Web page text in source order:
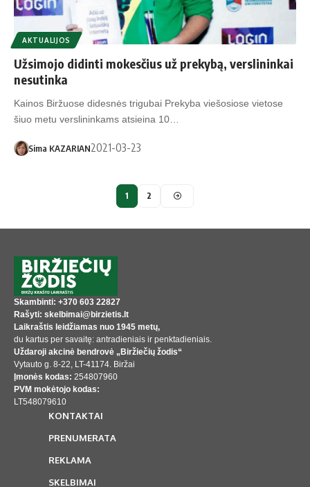
AKTUALIJOS
Užsimojo didinti mokesčius už prekybą, verslininkai
nesutinka
Kainos Biržuose didesnės trigubai Prekyba viešosiose vietose
šiuo metu verslininkams atsieina 10…
Sima KAZARIAN2021-03-23
1 2
Skambinti: +370 603 22827
Rašyti: skelbimai@birzietis.lt
Laikraštis leidžiamas nuo 1945 metų,
du kartus per savaitę: antradieniais ir penktadieniais.
Uždaroji akcinė bendrovė „Biržiečių žodis“
Vytauto g. 8-22, LT-41174. Biržai
Įmonės kodas: 254807960
PVM mokėtojo kodas:
LT548079610
KONTAKTAI
PRENUMERATA
REKLAMA
SKELBIMAI